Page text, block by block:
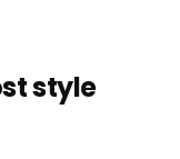
style